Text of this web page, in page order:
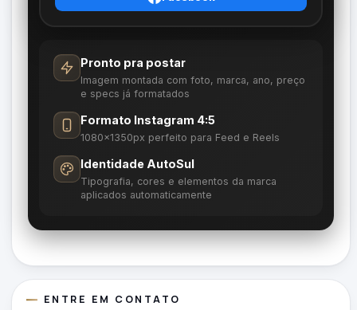
Pronto pra postar
Imagem montada com foto, marca, ano, preço
e specs já formatados
Formato Instagram 4:5
1080×1350px perfeito para Feed e Reels
Identidade AutoSul
Tipografia, cores e elementos da marca
aplicados automaticamente
ENTRE EM CONTATO